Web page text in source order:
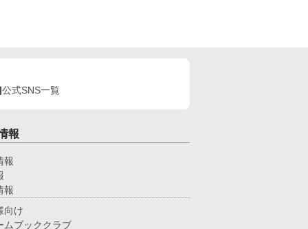
公式SNS一覧
報
報
報
向け
ムブッククラブ